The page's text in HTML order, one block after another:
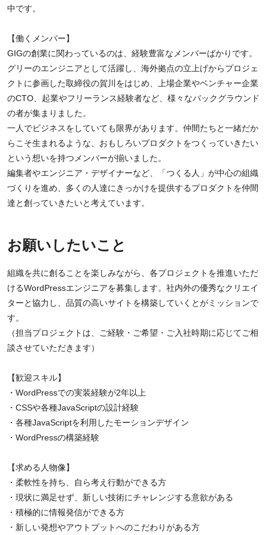
中です。
【働くメンバー】
GIGの創業に関わっているのは、経験豊富なメンバーばかりです。
グリーのエンジニアとして活躍し、海外拠点の立上げからプロジェ
クトに参画した取締役の賀川をはじめ、上場企業やベンチャー企業
のCTO、起業やフリーランス経験者など、様々なバックグラウンド
の者が集まりました。
一人でビジネスをしていても限界があります。仲間たちと一緒だか
らこそ生まれるような、おもしろいプロダクトをつくっていきたい
という想いを持つメンバーが揃いました。
編集者やエンジニア・デザイナーなど、「つくる人」が中心の組織
づくりを進め、多くの人達にきっかけを提供するプロダクトを仲間
達と創っていきたいと考えています。
お願いしたいこと
組織を共に創ることを楽しみながら、各プロジェクトを推進いただ
けるWordPressエンジニアを募集します。社内外の優秀なクリエイ
ターと協力し、品質の高いサイトを構築していくとがミッションで
す。
（担当プロジェクトは、ご経験・ご希望・ご入社時期に応じてご相
談させていただきます）
【歓迎スキル】
・WordPressでの実装経験が2年以上
・CSSや各種JavaScriptの設計経験
・各種JavaScriptを利用したモーションデザイン
・WordPressの構築経験
【求める人物像】
・柔軟性を持ち、自ら考え行動ができる方
・現状に満足せず、新しい技術にチャレンジする意欲がある
・積極的に情報発信ができる方
・新しい発想やアウトプットへのこだわりがある方